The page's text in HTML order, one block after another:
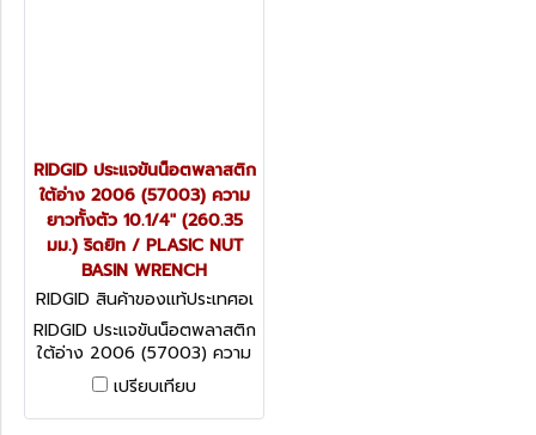
RIDGID ประแจขันน็อตพลาสติก
ใต้อ่าง 2006 (57003) ความ
ยาวทั้งตัว 10.1/4" (260.35
มม.) ริดยิท / PLASIC NUT
BASIN WRENCH
RIDGID สินค้าของแท้ประเทศอเ
มริกา 57003
RIDGID ประแจขันน็อตพลาสติก
ใต้อ่าง 2006 (57003) ความ
ยาวทั้งตัว 10.1/4" (260.35
มม.) ริดยิท / PLASIC NUT
BASIN WRENCH
เปรียบเทียบ